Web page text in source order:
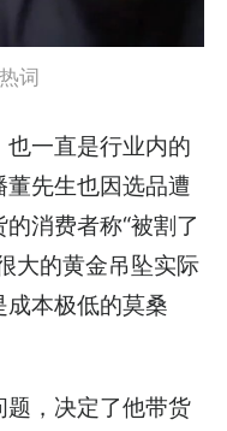
词
一直是行业内的
先生也因选品遭
消费者称“被割了
大的黄金吊坠实际
本极低的莫桑
，决定了他带货